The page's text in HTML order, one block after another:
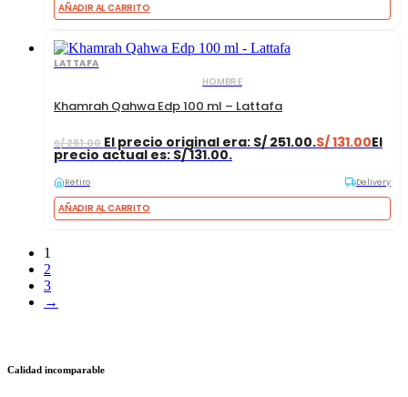
AÑADIR AL CARRITO
LATTAFA
HOMBRE
Khamrah Qahwa Edp 100 ml – Lattafa
S/251.00 El precio original era: S/ 251.00.S/131.00El
precio actual es: S/ 131.00.
Retiro Delivery
AÑADIR AL CARRITO
1
2
3
→
Calidad incomparable